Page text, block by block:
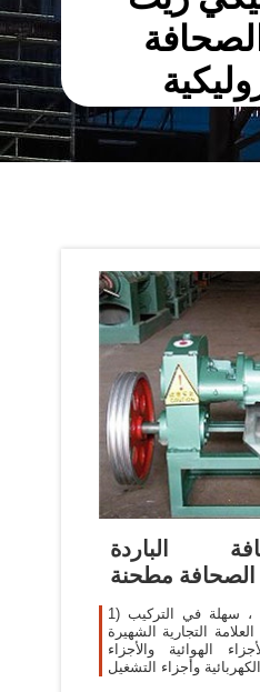
الباردة
الصحافة مطحنة
زيت
1) بنية بسيطة في نوع خطي ، سهلة في التركيب
العلامة التجارية الشهيرة
الهوائية والأجزاء